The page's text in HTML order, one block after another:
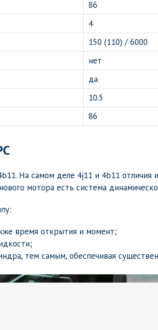
86
4
150 (110) / 6000
нет
да
10.5
86
На самом деле 4j11 и 4b11 отличия
мотора есть система
время открытия и момент;
тем самым, обеспечивая